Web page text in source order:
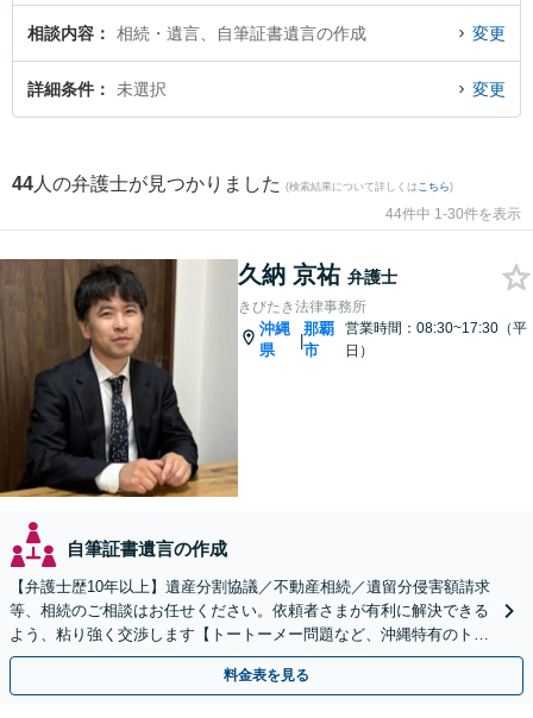
県で土日や夜間に発生した自筆証書遺言の作成のトラブルを今すぐに弁護士に
相談したい』『自筆証書遺言の作成のトラブル解決の実績豊富な近くの弁護士
を検索したい』『初回相談無料で自筆証書遺言の作成を法律相談できる沖縄県
相談内容 相続・遺言、自筆証書遺言の作成 変更
詳細条件 未選択 変更
44 人の弁護士が見つかりました (検索結果について詳しくは こちら)
44件中 1-30件を表示
久納 京祐 弁護士
きびたき法律事務所
沖縄
県
|
那覇
市
営業時間：08:30~17:30（平
日）
自筆証書遺言の作成
【弁護士歴10年以上】遺産分割協議／不動産相続／遺留分侵害額請求
等、相続のご相談はお任せください。依頼者さまが有利に解決できる
よう、粘り強く交渉します【トートーメー問題など、沖縄特有のトラ
ブルにも対応】【バス停「天久」2分】
料金表を見る